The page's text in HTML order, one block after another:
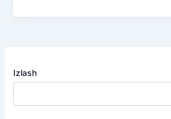
Izlash